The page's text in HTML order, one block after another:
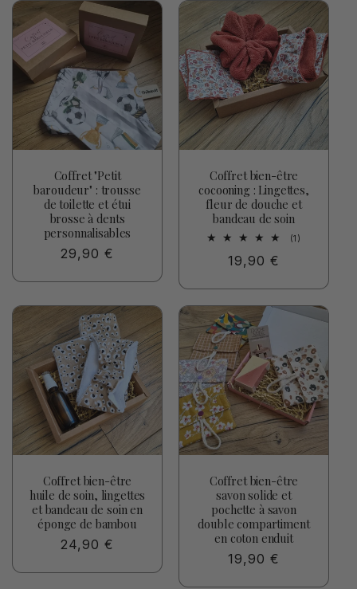
Coffret "Petit
baroudeur" : trousse
de toilette et étui
brosse à dents
personnalisables
Prix
29,90 €
Coffret bien-être
cocooning : Lingettes,
fleur de douche et
bandeau de soin
(1)
Prix
19,90 €
Coffret bien-être
huile de soin, lingettes
et bandeau de soin en
éponge de bambou
Prix
24,90 €
Coffret bien-être
savon solide et
pochette à savon
double compartiment
en coton enduit
Prix
19,90 €